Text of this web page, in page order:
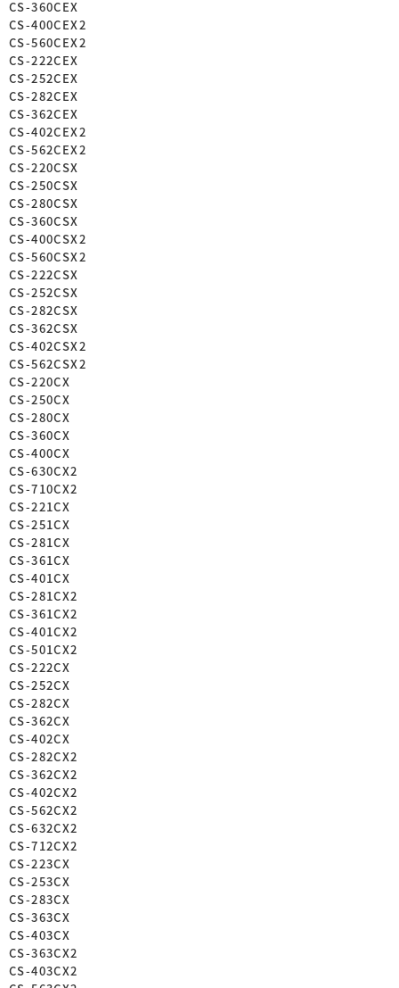
CS-360CEX
CS-400CEX2
CS-560CEX2
CS-222CEX
CS-252CEX
CS-282CEX
CS-362CEX
CS-402CEX2
CS-562CEX2
CS-220CSX
CS-250CSX
CS-280CSX
CS-360CSX
CS-400CSX2
CS-560CSX2
CS-222CSX
CS-252CSX
CS-282CSX
CS-362CSX
CS-402CSX2
CS-562CSX2
CS-220CX
CS-250CX
CS-280CX
CS-360CX
CS-400CX
CS-630CX2
CS-710CX2
CS-221CX
CS-251CX
CS-281CX
CS-361CX
CS-401CX
CS-281CX2
CS-361CX2
CS-401CX2
CS-501CX2
CS-222CX
CS-252CX
CS-282CX
CS-362CX
CS-402CX
CS-282CX2
CS-362CX2
CS-402CX2
CS-562CX2
CS-632CX2
CS-712CX2
CS-223CX
CS-253CX
CS-283CX
CS-363CX
CS-403CX
CS-363CX2
CS-403CX2